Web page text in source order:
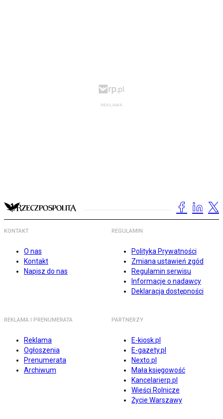
KONTAKT
O nas
Kontakt
Napisz do nas
REGULAMIN
Polityka Prywatności
Zmiana ustawień zgód
Regulamin serwisu
Informacje o nadawcy
Deklaracja dostępności
REKLAMA I PRENUMERATA
Reklama
Ogłoszenia
Prenumerata
Archiwum
PARTNERZY
E-kiosk.pl
E-gazety.pl
Nexto.pl
Mała księgowość
Kancelarierp.pl
Wieści Rolnicze
Życie Warszawy